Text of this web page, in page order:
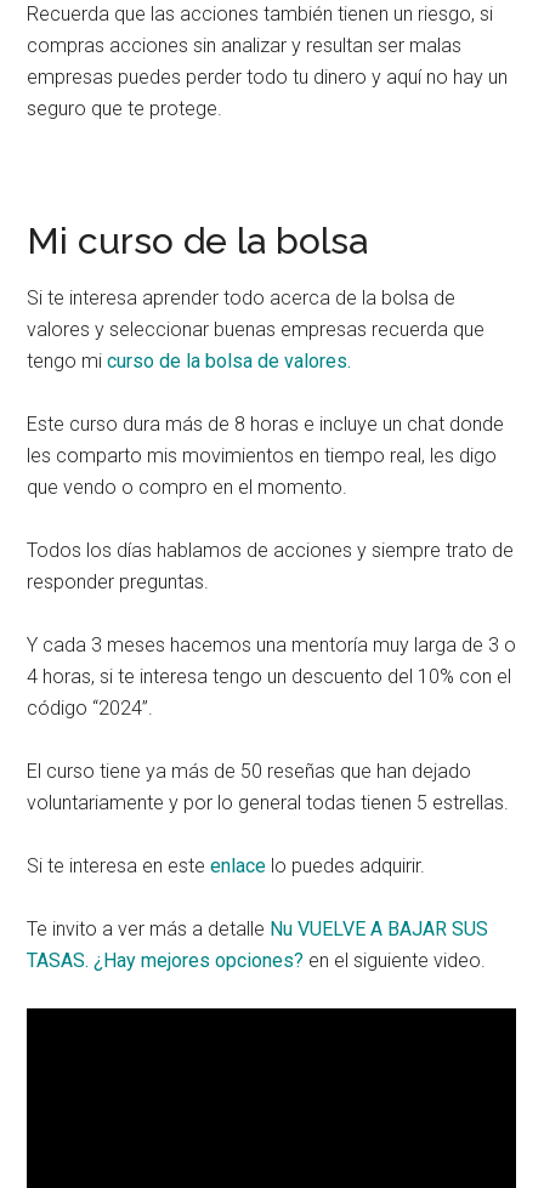
Recuerda que las acciones también tienen un riesgo, si
compras acciones sin analizar y resultan ser malas
empresas puedes perder todo tu dinero y aquí no hay un
seguro que te protege.
Mi curso de la bolsa
Si te interesa aprender todo acerca de la bolsa de
valores y seleccionar buenas empresas recuerda que
tengo micurso de la bolsa de valores.
Este curso dura más de 8 horas e incluye un chat donde
les comparto mis movimientos en tiempo real, les digo
que vendo o compro en el momento.
Todos los días hablamos de acciones y siempre trato de
responder preguntas.
Y cada 3 meses hacemos una mentoría muy larga de 3 o
4 horas, si te interesa tengo un descuento del 10% con el
código “2024”.
El curso tiene ya más de 50 reseñas que han dejado
voluntariamente y por lo general todas tienen 5 estrellas.
Si te interesa en esteenlace lo puedes adquirir.
Te invito a ver más a detalle Nu VUELVE A BAJAR SUS
TASAS. ¿Hay mejores opciones? en el siguiente video.